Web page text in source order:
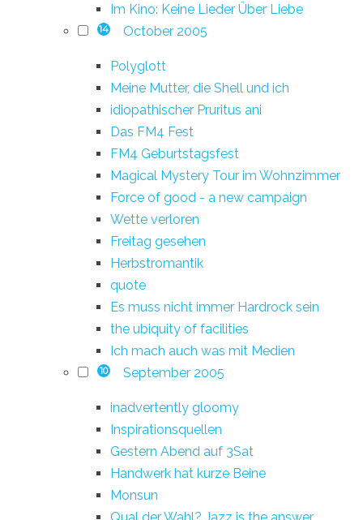
Im Kino: Keine Lieder Über Liebe
14 October 2005
Polyglott
Meine Mutter, die Shell und ich
idiopathischer Pruritus ani
Das FM4 Fest
FM4 Geburtstagsfest
Magical Mystery Tour im Wohnzimmer
Force of good - a new campaign
Wette verloren
Freitag gesehen
Herbstromantik
quote
Es muss nicht immer Hardrock sein
the ubiquity of facilities
Ich mach auch was mit Medien
10 September 2005
inadvertently gloomy
Inspirationsquellen
Gestern Abend auf 3Sat
Handwerk hat kurze Beine
Monsun
Qual der Wahl? Jazz is the answer